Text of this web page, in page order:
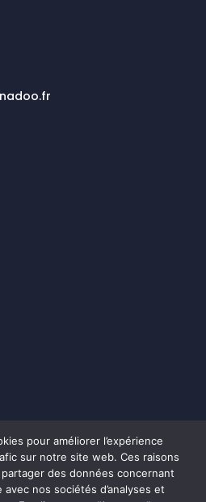
pour améliorer l’expérience
sur notre site web. Ces raisons
des données concernant
nos sociétés d’analyses et